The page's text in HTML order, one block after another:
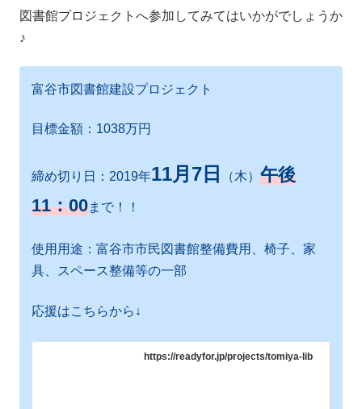
図書館プロジェクトへ参加してみてはいかがでしょうか
♪
富谷市図書館建設プロジェクト
目標金額：1038万円
締め切り日：2019年11月7日 （木） 午後
11：00まで！！
使用用途：富谷市市民図書館整備費用、椅子、家
具、スペース整備等の一部
応援はこちらから↓
https://readyfor.jp/projects/tomiya-lib